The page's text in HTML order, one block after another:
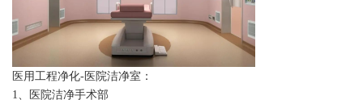
医用工程净化-医院洁净室：
1、医院洁净手术部